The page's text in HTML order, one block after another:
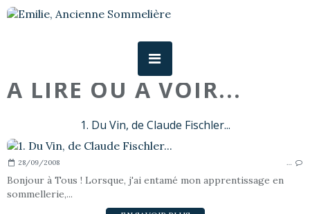
A LIRE OU A VOIR...
1. Du Vin, de Claude Fischler...
28/09/2008 …
Bonjour à Tous ! Lorsque, j'ai entamé mon apprentissage en
sommellerie,...